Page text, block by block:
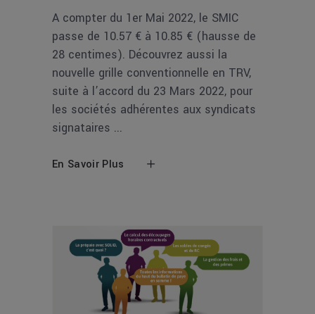
A compter du 1er Mai 2022, le SMIC
passe de 10.57 € à 10.85 € (hausse de
28 centimes). Découvrez aussi la
nouvelle grille conventionnelle en TRV,
suite à l’accord du 23 Mars 2022, pour
les sociétés adhérentes aux syndicats
signataires
En Savoir Plus